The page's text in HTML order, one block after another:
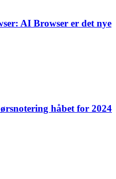
AI Browser er det nye
håbet for 2024